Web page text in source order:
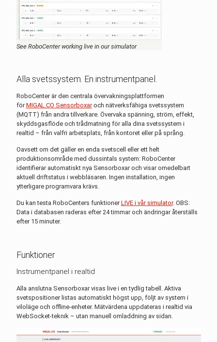
See RoboCenter working live in our simulator
Alla svetssystem. En instrumentpanel.
RoboCenter är den centrala övervakningsplattformen
förMIGAL.CO Sensorboxaroch nätverksfähiga svetssystem
(MQTT) från andra tillverkare. Övervaka spänning, ström, effekt,
skyddsgasflöde och trådmatning för alla dina svetssystem i
realtid – från valfri arbetsplats, från kontoret eller på språng.
Oavsett om det gäller en enda svetscell eller ett helt
produktionsområde med dussintals system: RoboCenter
identifierar automatiskt nya Sensorboxar och visar omedelbart
aktuell driftstatus i webbläsaren. Ingen installation, ingen
ytterligare programvara krävs.
Du kan testa RoboCenters funktionerLIVE i vår simulator. OBS:
Data i databasen raderas efter 24 timmar och ändringar återställs
efter 15 minuter.
Funktioner
Instrumentpanel i realtid
Alla anslutna Sensorboxar visas live i en tydlig tabell. Aktiva
svetspositioner listas automatiskt högst upp, följt av system i
viloläge och offline-enheter. Mätvärdena uppdateras i realtid via
WebSocket-teknik – utan manuell omladdning av sidan.